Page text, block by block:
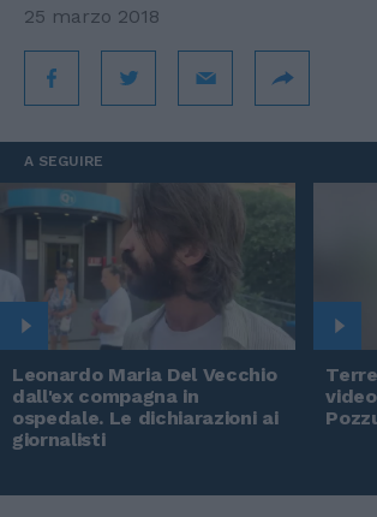
25 marzo 2018
A SEGUIRE
Leonardo Maria Del Vecchio
dall'ex compagna in
ospedale. Le dichiarazioni ai
giornalisti